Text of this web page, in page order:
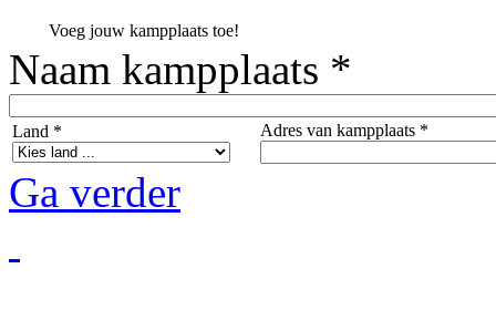
Voeg jouw kampplaats toe!
Naam kampplaats *
Land * Adres van kampplaats *
Ga verder